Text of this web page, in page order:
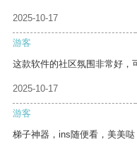
2025-10-17
游客
这款软件的社区氛围非常好，
2025-10-17
游客
梯子神器，ins随便看，美美哒